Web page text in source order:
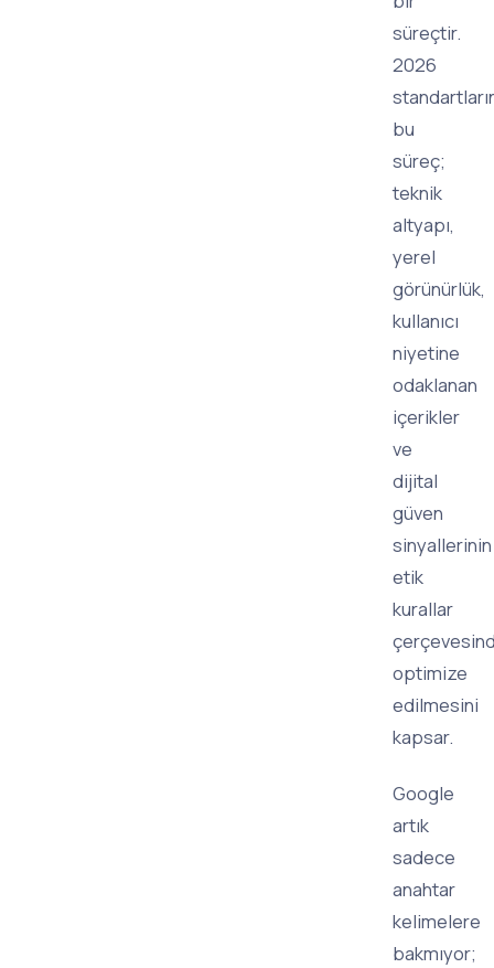
süreçtir.
2026
bu
süreç;
teknik
altyapı,
yerel
görünürlük,
kullanıcı
niyetine
odaklanan
içerikler
ve
dijital
güven
sinyallerinin
etik
kurallar
optimize
edilmesini
kapsar.
Google
artık
sadece
anahtar
kelimelere
bakmıyor;